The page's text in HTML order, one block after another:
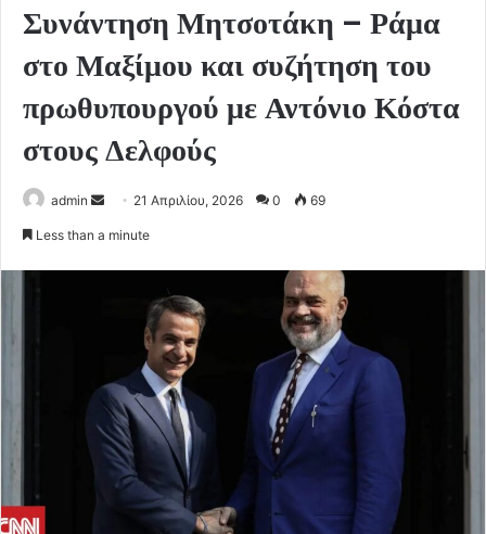
Συνάντηση Μητσοτάκη – Ράμα
στο Μαξίμου και συζήτηση του
πρωθυπουργού με Αντόνιο Κόστα
στους Δελφούς
admin
Send 21 Απριλίου, 2026 0 69
Less than a minute